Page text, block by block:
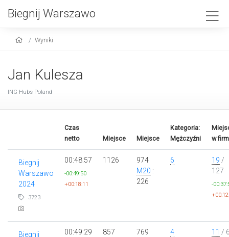
Biegnij Warszawo
Wyniki
Jan Kulesza
ING Hubs Poland
Czas
netto
Miejsce Miejsce
Kategoria:
Mężczyźni
w
Biegnij
Warszawo
2024
3723
00:48:57
-00:49:50
+00:18:11
1126
974
M20 :
226
6 19 /
127
-
Biegnij
00:49:29 857
769
4 11 /